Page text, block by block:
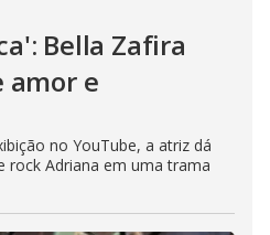
Bella Zafira
amor e
no YouTube, a atriz dá
rock Adriana em uma trama